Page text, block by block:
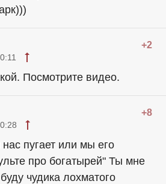
+2
Посмотрите видео.
+8
пугает или мы его
про богатырей" Ты мне
чудика лохматого